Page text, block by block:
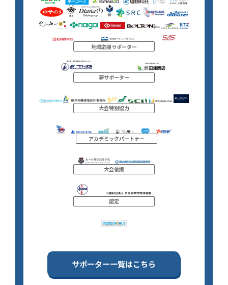
地域応援サポーター
夢サポーター
大会特別協力
アカデミックパートナー
大会後援
認定
サポーター一覧はこちら